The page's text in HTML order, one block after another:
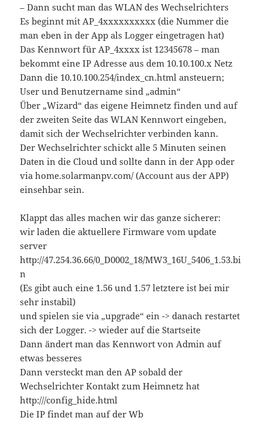
– Dann sucht man das WLAN des Wechselrichters
Es beginnt mit AP_4xxxxxxxxxx (die Nummer die
man eben in der App als Logger eingetragen hat)
Das Kennwort für AP_4xxxx ist 12345678 – man
bekommt eine IP Adresse aus dem 10.10.100.x Netz
Dann die 10.10.100.254/index_cn.html ansteuern;
User und Benutzername sind „admin“
Über „Wizard“ das eigene Heimnetz finden und auf
der zweiten Seite das WLAN Kennwort eingeben,
damit sich der Wechselrichter verbinden kann.
Der Wechselrichter schickt alle 5 Minuten seinen
Daten in die Cloud und sollte dann in der App oder
via home.solarmanpv.com/ (Account aus der APP)
einsehbar sein.
Klappt das alles machen wir das ganze sicherer:
wir laden die aktuellere Firmware vom update
server
http://47.254.36.66/0_D0002_18/MW3_16U_5406_1.53.bi
n
(Es gibt auch eine 1.56 und 1.57 letztere ist bei mir
sehr instabil)
und spielen sie via „upgrade“ ein -> danach restartet
sich der Logger. -> wieder auf die Startseite
Dann ändert man das Kennwort von Admin auf
etwas besseres
Dann versteckt man den AP sobald der
Wechselrichter Kontakt zum Heimnetz hat
http:///config_hide.html
Die IP findet man auf der Wb